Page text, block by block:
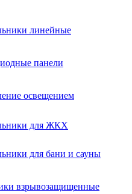
линейные
панели
освещением
для ЖКХ
для бани и сауны
взрывозащищенные